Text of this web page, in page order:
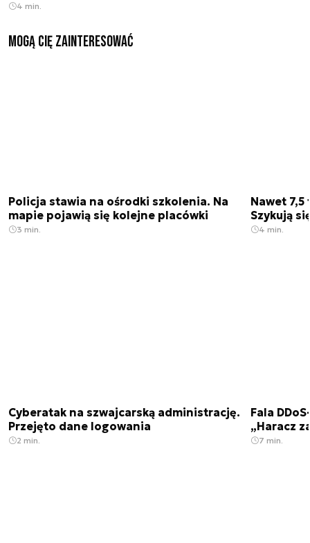
4 min.
Mogą Cię zainteresować
Policja stawia na ośrodki szkolenia. Na
mapie pojawią się kolejne placówki
3 min.
Nawet
Szykują
4 min.
Cyberatak na szwajcarską administrację.
Przejęto dane logowania
2 min.
Fala
„Haracz
7 min.